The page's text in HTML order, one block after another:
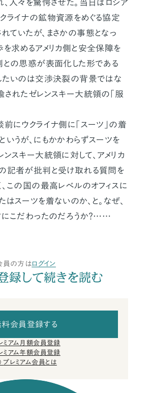
、人々を驚愕させた。当日はロシア
ライナの鉱物資源をめぐる協定
ていたが、まさかの事態となっ
を求めるアメリカ側と安全保障を
との思惑が表面化した形である
たいのは交渉決裂の背景ではな
されたゼレンスキー大統領の「服
にウクライナ側に「スーツ」の着
いうが、にもかかわらずスーツを
スキー大統領に対して、アメリカ
記者が批判と受け取れる質問を
この国の最高レベルのオフィスに
スーツを着ないのか、と。なぜ、
にこだわったのだろうか？……
員の方はログイン
録して続きを読む
料会員登録する
ミアム月額会員登録
ミアム年額会員登録
プレミアム会員とは